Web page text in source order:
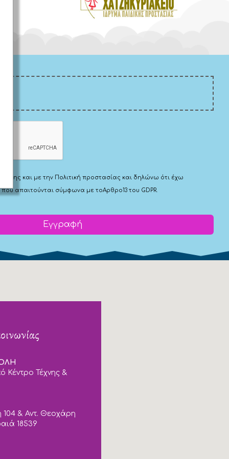
και με την Πολιτική προστασίας και δηλώνω ότι έχω
που απαιτούνται σύμφωνα με τοΑρθρο13 του GDPR.
Εγγραφή
Κέντρο Τέχνης &
104 & Αντ. Θεοχάρη
18539